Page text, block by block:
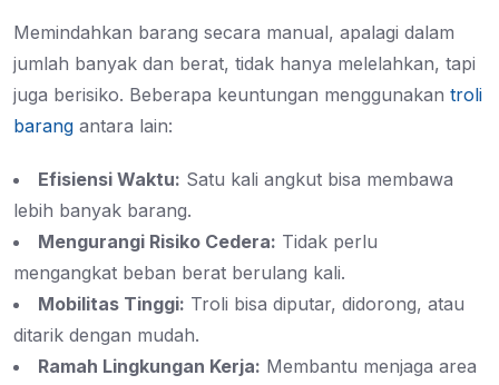
Memindahkan barang secara manual, apalagi dalam
jumlah banyak dan berat, tidak hanya melelahkan, tapi
juga berisiko. Beberapa keuntungan menggunakan troli
barang antara lain:
Efisiensi Waktu: Satu kali angkut bisa membawa
lebih banyak barang.
Mengurangi Risiko Cedera: Tidak perlu
mengangkat beban berat berulang kali.
Mobilitas Tinggi: Troli bisa diputar, didorong, atau
ditarik dengan mudah.
Ramah Lingkungan Kerja: Membantu menjaga area